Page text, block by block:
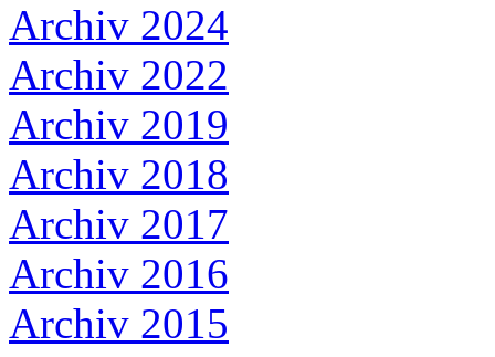
Archiv 2024
Archiv 2022
Archiv 2019
Archiv 2018
Archiv 2017
Archiv 2016
Archiv 2015